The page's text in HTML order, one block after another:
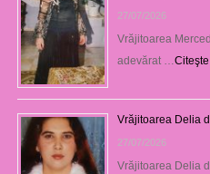
27/07/2026
Vrăjitoarea
adevărat …
Vrăjitoarea Delia
27/07/2026
Vrăjitoarea Delia